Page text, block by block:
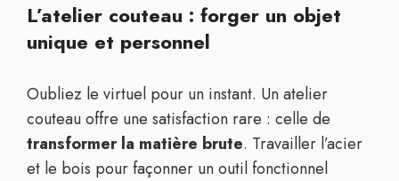
L’atelier couteau : forger un objet
unique et personnel
Oubliez le virtuel pour un instant. Un atelier
couteau offre une satisfaction rare : celle de
transformer la matière brute. Travailler l’acier
et le bois pour façonner un outil fonctionnel